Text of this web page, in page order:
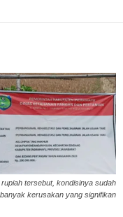
tersebut, kondisinya sudah
kerusakan yang signifikan